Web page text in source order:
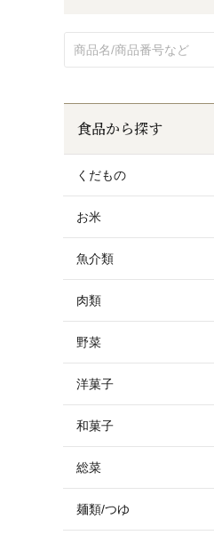
鍋
健康/美容
食品から探す
くだもの
お米
魚介類
肉類
野菜
洋菓子
和菓子
総菜
麺類/つゆ